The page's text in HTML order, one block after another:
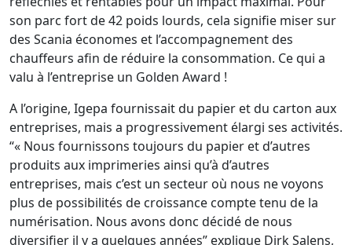
son parc fort de 42 poids lourds, cela signifie miser sur
des Scania économes et l’accompagnement des
chauffeurs afin de réduire la consommation. Ce qui a
valu à l’entreprise un Golden Award !
A l’origine, Igepa fournissait du papier et du carton aux
entreprises, mais a progressivement élargi ses activités.
“« Nous fournissons toujours du papier et d’autres
produits aux imprimeries ainsi qu’à d’autres
entreprises, mais c’est un secteur où nous ne voyons
plus de possibilités de croissance compte tenu de la
numérisation. Nous avons donc décidé de nous
diversifier il y a quelques années” explique Dirk Salens,